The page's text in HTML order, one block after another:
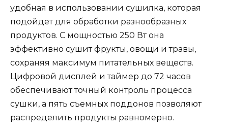
удобная в использовании сушилка, которая
подойдет для обработки разнообразных
продуктов. С мощностью 250 Вт она
эффективно сушит фрукты, овощи и травы,
сохраняя максимум питательных веществ.
Цифровой дисплей и таймер до 72 часов
обеспечивают точный контроль процесса
сушки, а пять съемных поддонов позволяют
распределить продукты равномерно.